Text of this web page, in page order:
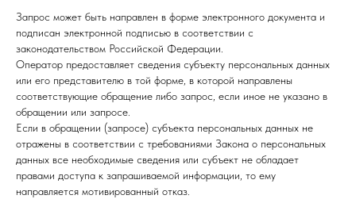
Запрос может быть направлен в форме электронного документа и
подписан электронной подписью в соответствии с
законодательством Российской Федерации.
Оператор предоставляет сведения субъекту персональных данных
или его представителю в той форме, в которой направлены
соответствующие обращение либо запрос, если иное не указано в
обращении или запросе.
Если в обращении (запросе) субъекта персональных данных не
отражены в соответствии с требованиями Закона о персональных
данных все необходимые сведения или субъект не обладает
правами доступа к запрашиваемой информации, то ему
направляется мотивированный отказ.